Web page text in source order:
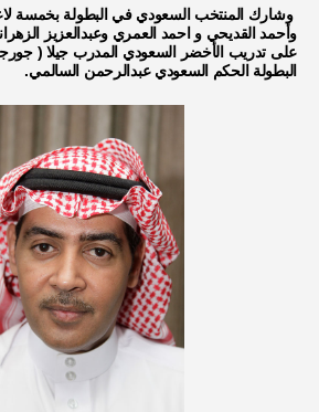
وشارك المنتخب السعودي في البطولة بخمسة
وأحمد القديحي و احمد العمري وعبدالعزيز
على تدريب الأخضر السعودي المدرب جيلا (
البطولة الحكم السعودي عبدالرحمن السالمي.